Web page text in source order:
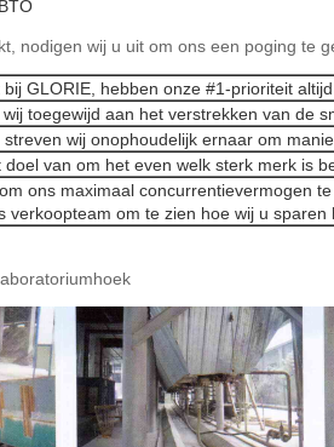
nodigen wij u uit om ons een poging te
GLORIE, hebben onze #1-prioriteit
toegewijd aan het verstrekken van de
wij onophoudelijk ernaar om
van om het even welk sterk merk is
ons maximaal concurrentievermogen
verkoopteam om te zien hoe wij u sparen